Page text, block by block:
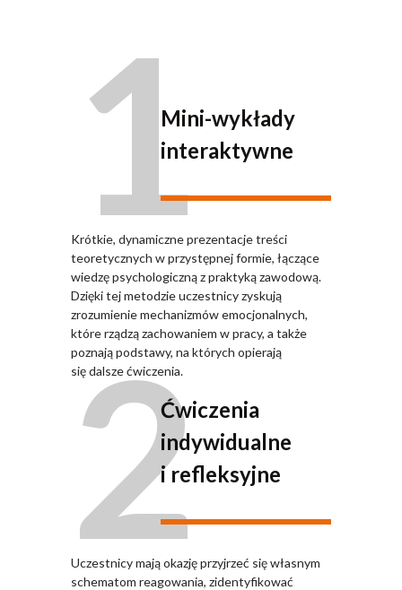
1Mini-wykłady
interaktywne
Krótkie, dynamiczne prezentacje treści
teoretycznych w przystępnej formie, łączące
wiedzę psychologiczną z praktyką zawodową.
Dzięki tej metodzie uczestnicy zyskują
zrozumienie mechanizmów emocjonalnych,
które rządzą zachowaniem w pracy, a także
poznają podstawy, na których opierają
się dalsze ćwiczenia.
2Ćwiczenia
indywidualne
i refleksyjne
Uczestnicy mają okazję przyjrzeć się własnym
schematom reagowania, zidentyfikować